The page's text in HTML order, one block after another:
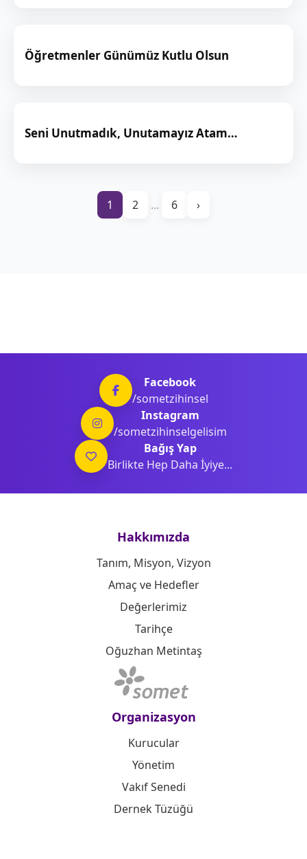
Öğretmenler Günümüz Kutlu Olsun
Seni Unutmadık, Unutamayız Atam…
1 2 ... 6 ›
Facebook
/sometzihinsel
Instagram
/sometzihinselgelisim
Bağış Yap
Birlikte Hep Daha İyiye...
Hakkımızda
Tanım, Misyon, Vizyon
Amaç ve Hedefler
Değerlerimiz
Tarihçe
Oğuzhan Metintaş
Organizasyon
Kurucular
Yönetim
Vakıf Senedi
Dernek Tüzüğü